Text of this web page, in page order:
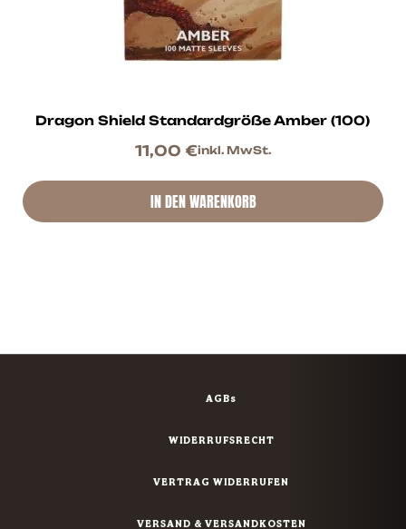
Dragon Shield Standardgröße Amber (100)
11,00 €inkl. MwSt.
IN DEN WARENKORB
AGBs
WIDERRUFSRECHT
VERTRAG WIDERRUFEN
VERSAND & VERSANDKOSTEN